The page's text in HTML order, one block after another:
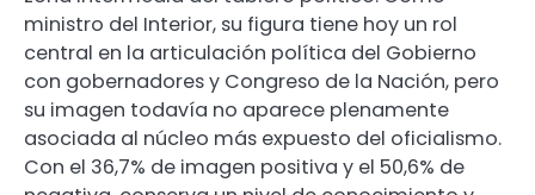
ministro del Interior, su figura tiene hoy un rol
central en la articulación política del Gobierno
con gobernadores y Congreso de la Nación, pero
su imagen todavía no aparece plenamente
asociada al núcleo más expuesto del oficialismo.
Con el 36,7% de imagen positiva y el 50,6% de